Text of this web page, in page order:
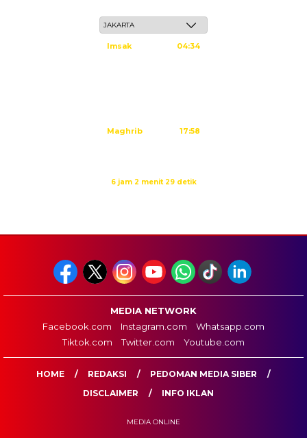
Imsak 04:34
Maghrib 17:58
6 jam 2 menit 28 detik
MEDIA NETWORK
Facebook.com
Instagram.com
Whatsapp.com
Tiktok.com
Twitter.com Youtube.com
HOME REDAKSI
PEDOMAN MEDIA SIBER
DISCLAIMER
INFO IKLAN
MEDIA ONLINE